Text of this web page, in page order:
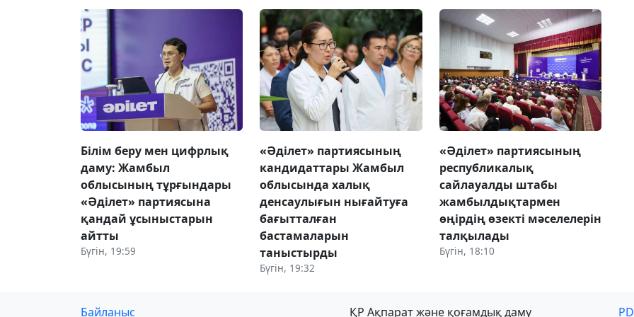
Білім беру мен цифрлық
даму: Жамбыл
облысының тұрғындары
«Әділет» партиясына
қандай ұсыныстарын
айтты
Бүгін, 19:59
«Әділет» партиясының
кандидаттары Жамбыл
облысында халық
денсаулығын нығайтуға
бағытталған
бастамаларын
таныстырды
Бүгін, 19:32
«Әділет» партиясының
республикалық
сайлауалды штабы
жамбылдықтармен
өңірдің өзекті мәселелерін
талқылады
Бүгін, 18:10
Байланыс ҚР Ақпарат және қоғамдық даму